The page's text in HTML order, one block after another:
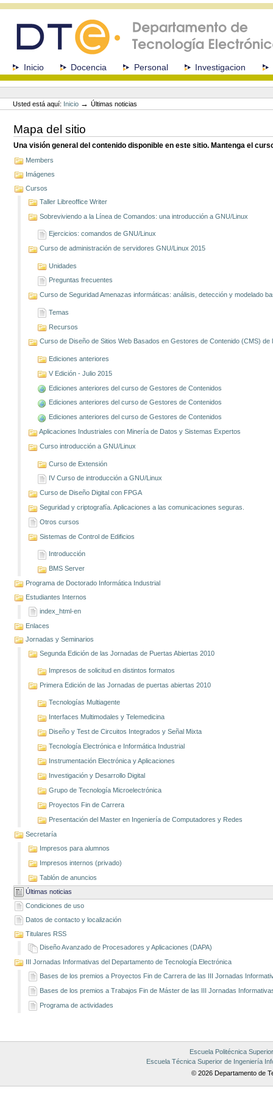
navegación
SeccionesInicio Docencia Personal Investigacion
Herramientas
Personales
Usted está aquí: Inicio →Últimas noticias
Mapa del sitio
Una visión general del contenido disponible en este sitio. Mantenga el
Members
Imágenes
Cursos
Taller Libreoffice Writer
Sobreviviendo a la Línea de Comandos: una introducción a GNU/Linux
Ejercicios: comandos de GNU/Linux
Curso de administración de servidores GNU/Linux 2015
Unidades
Preguntas frecuentes
Curso de Seguridad Amenazas informáticas: análisis, detección y modelado
Temas
Recursos
Curso de Diseño de Sitios Web Basados en Gestores de Contenido (CMS) de
Ediciones anteriores
V Edición - Julio 2015
Ediciones anteriores del curso de Gestores de Contenidos
Ediciones anteriores del curso de Gestores de Contenidos
Ediciones anteriores del curso de Gestores de Contenidos
Aplicaciones Industriales con Minería de Datos y Sistemas Expertos
Curso introducción a GNU/Linux
Curso de Extensión
IV Curso de introducción a GNU/Linux
Curso de Diseño Digital con FPGA
Seguridad y criptografía. Aplicaciones a las comunicaciones seguras.
Otros cursos
Sistemas de Control de Edificios
Introducción
BMS Server
Programa de Doctorado Informática Industrial
Estudiantes Internos
index_html-en
Enlaces
Jornadas y Seminarios
Segunda Edición de las Jornadas de Puertas Abiertas 2010
Impresos de solicitud en distintos formatos
Primera Edición de las Jornadas de puertas abiertas 2010
Tecnologías Multiagente
Interfaces Multimodales y Telemedicina
Diseño y Test de Circuitos Integrados y Señal Mixta
Tecnología Electrónica e Informática Industrial
Instrumentación Electrónica y Aplicaciones
Investigación y Desarrollo Digital
Grupo de Tecnología Microelectrónica
Proyectos Fin de Carrera
Presentación del Master en Ingeniería de Computadores y Redes
Secretaría
Impresos para alumnos
Impresos internos (privado)
Tablón de anuncios
Últimas noticias
Condiciones de uso
Datos de contacto y localización
Titulares RSS
Diseño Avanzado de Procesadores y Aplicaciones (DAPA)
III Jornadas Informativas del Departamento de Tecnología Electrónica
Bases de los premios a Proyectos Fin de Carrera de las III Jornadas
Bases de los premios a Trabajos Fin de Máster de las III Jornadas
Programa de actividades
Escuela Politécnica Superior
Escuela Técnica Superior de Ingeniería
© 2026 Departamento de